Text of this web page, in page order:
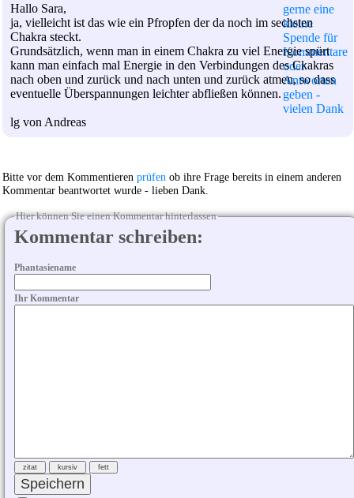
Hallo Sara,
ja, vielleicht ist das wie ein Pfropfen der da noch im sechsten
Chakra steckt.
Grundsätzlich, wenn man in einem Chakra zu viel Energie spürt
kann man einfach mal Energie in den Verbindungen des Ckakras
nach oben und zurück und nach unten und zurück atmen, so dass
eventuelle Überspannungen leichter abfließen können.
lg von Andreas
Bitte vor dem Kommentieren prüfen ob ihre Frage bereits in einem anderen
Kommentar beantwortet wurde - lieben Dank.
Hier können Sie einen Kommentar hinterlassen
Kommentar schreiben:
Phantasiename
Ihr Kommentar